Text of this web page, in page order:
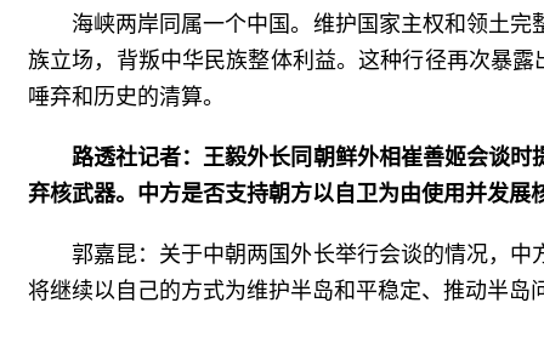
海峡两岸同属一个中国。维护国家主权和领土
族立场，背叛中华民族整体利益。这种行径再次暴
唾弃和历史的清算。
路透社记者：王毅外长同朝鲜外相崔善姬会谈
弃核武器。中方是否支持朝方以自卫为由使用并发展
郭嘉昆：关于中朝两国外长举行会谈的情况，
将继续以自己的方式为维护半岛和平稳定、推动半岛